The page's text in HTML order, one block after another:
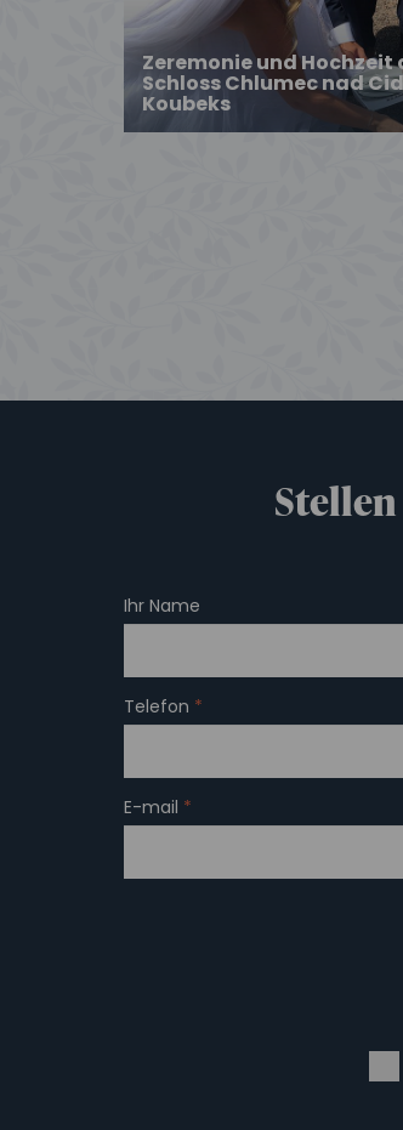
Zeremonie und Hochzeit
Schloss Chlumec nad
Koubeks
Ihr Name
Telefon *
E-mail *